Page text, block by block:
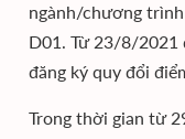
ngành/chương
D01. Từ 23/8/
đăng ký quy đổi
Trong thời gian từ